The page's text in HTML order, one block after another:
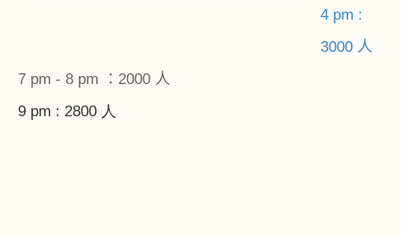
4 pm :
3000 人
7 pm - 8 pm ：2000 人
9 pm : 2800 人